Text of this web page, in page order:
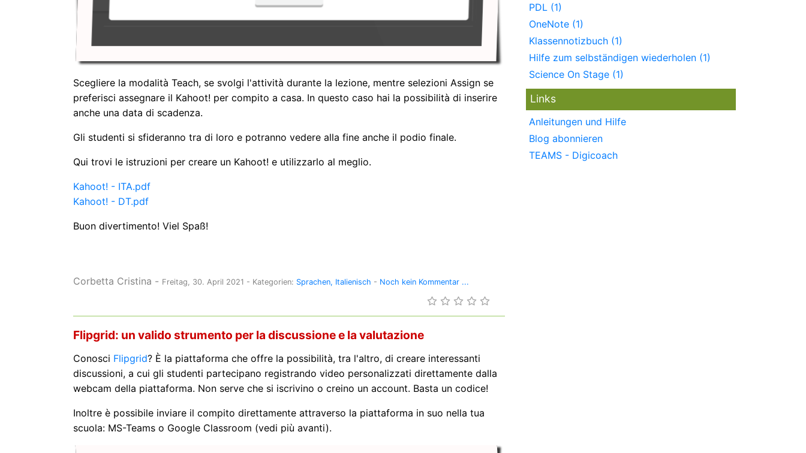
Scegliere la modalità Teach, se svolgi l'attività durante la lezione, mentre selezioni Assign se
preferisci assegnare il Kahoot! per compito a casa. In questo caso hai la possibilità di inserire
anche una data di scadenza.
Gli studenti si sfideranno tra di loro e potranno vedere alla fine anche il podio finale.
Qui trovi le istruzioni per creare un Kahoot! e utilizzarlo al meglio.
Kahoot! - ITA.pdf
Kahoot! - DT.pdf
Buon divertimento! Viel Spaß!
Corbetta Cristina - Freitag, 30. April 2021 - Kategorien: Sprachen Italienisch - Noch kein Kommentar ...
Flipgrid: un valido strumento per la discussione e la valutazione
Conosci Flipgrid? È la piattaforma che offre la possibilità, tra l'altro, di creare interessanti
discussioni, a cui gli studenti partecipano registrando video personalizzati direttamente dalla
webcam della piattaforma. Non serve che si iscrivino o creino un account. Basta un codice!
Inoltre è possibile inviare il compito direttamente attraverso la piattaforma in suo nella tua
scuola: MS-Teams o Google Classroom (vedi più avanti).
PDL (1)
OneNote (1)
Klassennotizbuch (1)
Hilfe zum selbständigen wiederholen (1)
Science On Stage (1)
Links
Anleitungen und Hilfe
Blog abonnieren
TEAMS - Digicoach